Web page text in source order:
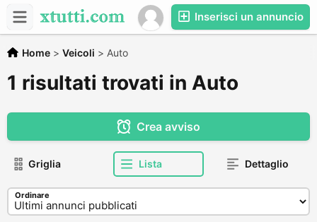
Inserisci un annuncio
Home > Veicoli > Auto
1 risultati trovati in Auto
Crea avviso
Griglia Lista Dettaglio
Ordinare